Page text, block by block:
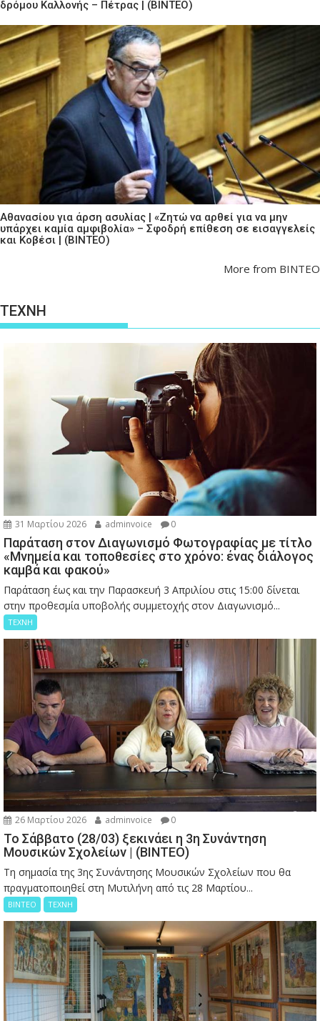
δρόμου Καλλονής – Πέτρας | (ΒΙΝΤΕΟ)
Αθανασίου για άρση ασυλίας | «Ζητώ να αρθεί για να μην
υπάρχει καμία αμφιβολία» – Σφοδρή επίθεση σε εισαγγελείς
και Κοβέσι | (ΒΙΝΤΕΟ)
More from ΒΙΝΤΕΟ
ΤΕΧΝΗ
31 Μαρτίου 2026 adminvoice 0
Παράταση στον Διαγωνισμό Φωτογραφίας με τίτλο
«Μνημεία και τοποθεσίες στο χρόνο: ένας διάλογος
καμβά και φακού»
Παράταση έως και την Παρασκευή 3 Απριλίου στις 15:00 δίνεται
στην προθεσμία υποβολής συμμετοχής στον Διαγωνισμό...
ΤΕΧΝΗ
26 Μαρτίου 2026 adminvoice 0
Το Σάββατο (28/03) ξεκινάει η 3η Συνάντηση
Μουσικών Σχολείων | (ΒΙΝΤΕΟ)
Τη σημασία της 3ης Συνάντησης Μουσικών Σχολείων που θα
πραγματοποιηθεί στη Μυτιλήνη από τις 28 Μαρτίου...
ΒΙΝΤΕΟ ΤΕΧΝΗ